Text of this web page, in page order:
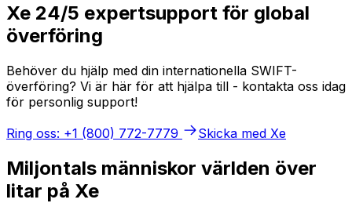
Xe 24/5 expertsupport för global
överföring
Behöver du hjälp med din internationella SWIFT-
överföring? Vi är här för att hjälpa till - kontakta oss idag
för personlig support!
Ring oss: +1 (800) 772-7779
Skicka med Xe
Miljontals människor världen över
litar på Xe